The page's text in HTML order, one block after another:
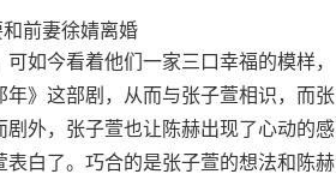
如今看着他们一家三口幸福的模样，
》这部剧，从而与张子萱相识，而张
外，张子萱也让陈赫出现了心动的感
白了。巧合的是张子萱的想法和陈赫